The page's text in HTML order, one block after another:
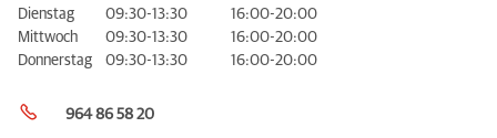
Dienstag
09:30-13:30
16:00-20:00
Mittwoch
09:30-13:30
16:00-20:00
Donnerstag
09:30-13:30 16:00-20:00
964 86 58 20